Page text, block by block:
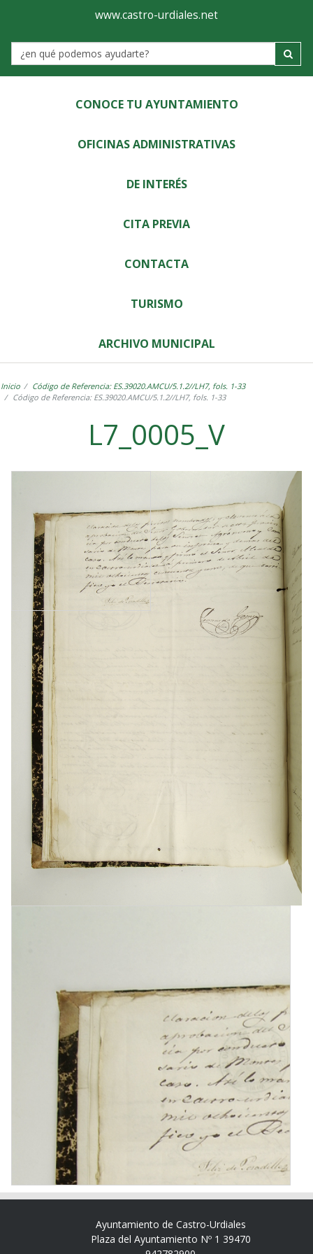
Ayuntamiento
de
Castro-
Urdiales
www.castro-urdiales.net
Label
CONOCE TU AYUNTAMIENTO
OFICINAS ADMINISTRATIVAS
DE INTERÉS
CITA PREVIA
CONTACTA
TURISMO
ARCHIVO MUNICIPAL
Inicio
Código de Referencia: ES.39020.AMCU/5.1.2//LH7, fols. 1-33
Código de Referencia: ES.39020.AMCU/5.1.2//LH7, fols. 1-33
L7_0005_V
Ayuntamiento de Castro-Urdiales
Plaza del Ayuntamiento Nº 1 39470